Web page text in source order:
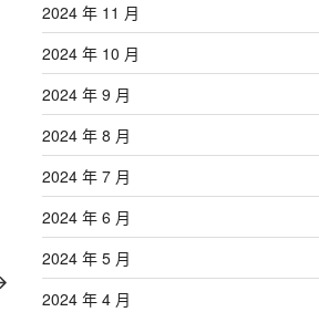
2024 年 11 月
2024 年 10 月
2024 年 9 月
2024 年 8 月
2024 年 7 月
2024 年 6 月
2024 年 5 月
2024 年 4 月